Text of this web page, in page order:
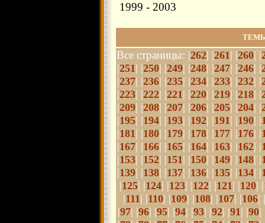
1999 - 2003
Все страницы: |262| |261| |260| |
|251| |250| |249| |248| |247| |246| |
|237| |236| |235| |234| |233| |232| |
|223| |222| |221| |220| |219| |218| |
|209| |208| |207| |206| |205| |204| |
|195| |194| |193| |192| |191| |190| |
|181| |180| |179| |178| |177| |176| |
|167| |166| |165| |164| |163| |162| |
|153| |152| |151| |150| |149| |148| |
|139| |138| |137| |136| |135| |134| |
|125| |124| |123| |122| |121| |120| |
|111| |110| |109| |108| |107| |106|
|97| |96| |95| |94| |93| |92| |91| |90|